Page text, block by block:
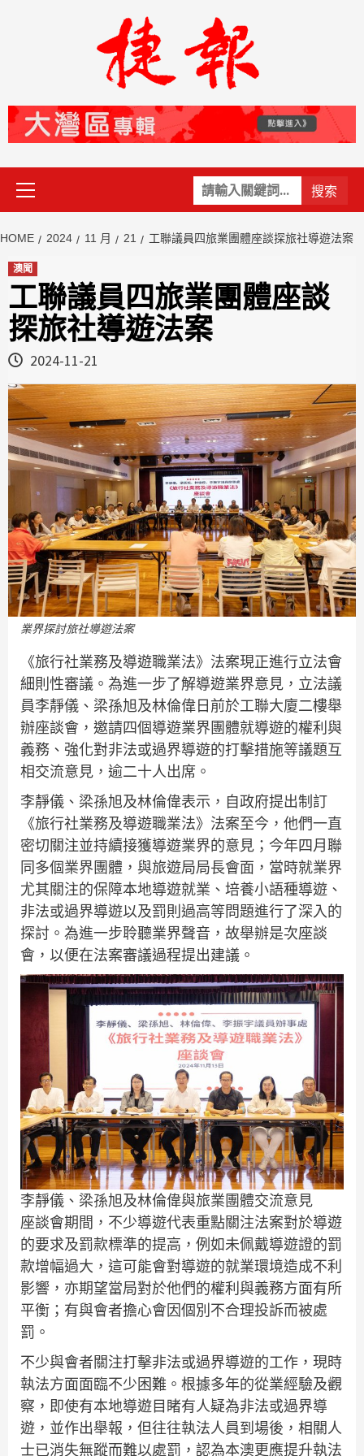
關
鍵
Primary
Menu
HOME 2024 11 月 21 工聯議員四旅業團體座談探旅社導遊法案
澳聞
工聯議員四旅業團體座談
探旅社導遊法案
2024-11-21
業界探討旅社導遊法案
《旅行社業務及導遊職業法》法案現正進行立法會
細則性審議。為進一步了解導遊業界意見，立法議
員李靜儀、梁孫旭及林倫偉日前於工聯大廈二樓舉
辦座談會，邀請四個導遊業界團體就導遊的權利與
義務、強化對非法或過界導遊的打擊措施等議題互
相交流意見，逾二十人出席。
李靜儀、梁孫旭及林倫偉表示，自政府提出制訂
《旅行社業務及導遊職業法》法案至今，他們一直
密切關注並持續接獲導遊業界的意見；今年四月聯
同多個業界團體，與旅遊局局長會面，當時就業界
尤其關注的保障本地導遊就業、培養小語種導遊、
非法或過界導遊以及罰則過高等問題進行了深入的
探討。為進一步聆聽業界聲音，故舉辦是次座談
會，以便在法案審議過程提出建議。
李靜儀、梁孫旭及林倫偉與旅業團體交流意見
座談會期間，不少導遊代表重點關注法案對於導遊
的要求及罰款標準的提高，例如未佩戴導遊證的罰
款增幅過大，這可能會對導遊的就業環境造成不利
影響，亦期望當局對於他們的權利與義務方面有所
平衡；有與會者擔心會因個別不合理投訴而被處
罰。
不少與會者關注打擊非法或過界導遊的工作，現時
執法方面面臨不少困難。根據多年的從業經驗及觀
察，即使有本地導遊目睹有人疑為非法或過界導
遊，並作出舉報，但往往執法人員到場後，相關人
士已消失無蹤而難以處罰，認為本澳更應提升執法